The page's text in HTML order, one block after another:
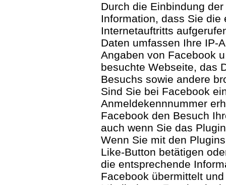
Durch die Einbindung
Information, dass Sie
Internetauftritts
Daten umfassen Ihre IP-
Angaben von Facebook
besuchte Webseite, das
Besuchs sowie andere
Sind Sie bei Facebook
Anmeldekennnummer
Facebook den Besuch
auch wenn Sie das
Wenn Sie mit den
Like-Button betätigen
die entsprechende
Facebook übermittelt